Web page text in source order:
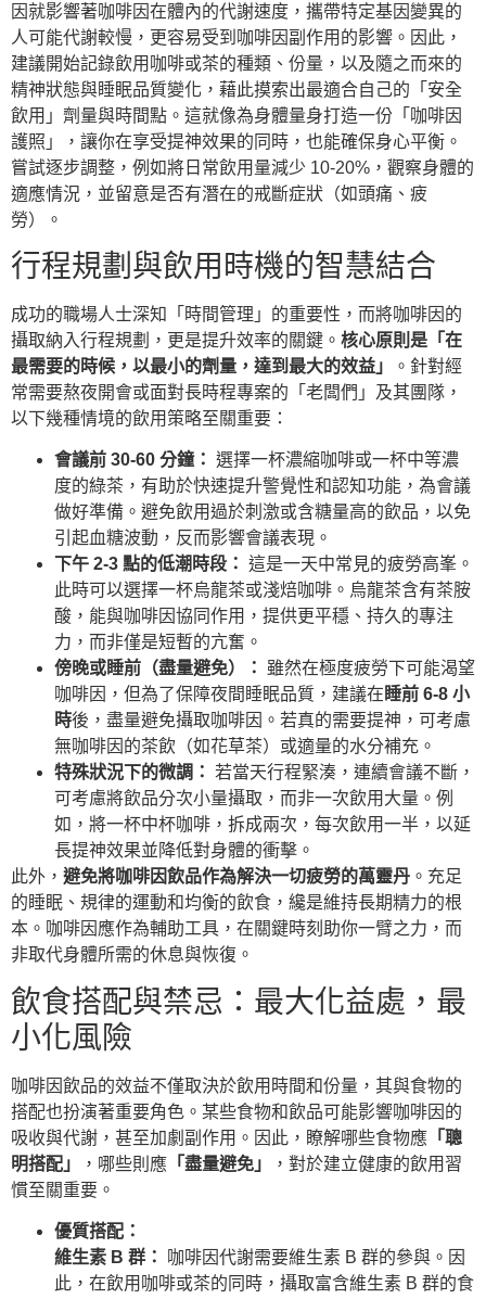
因就影響著咖啡因在體內的代謝速度，攜帶特定基因變異的
人可能代謝較慢，更容易受到咖啡因副作用的影響。因此，
建議開始記錄飲用咖啡或茶的種類、份量，以及隨之而來的
精神狀態與睡眠品質變化，藉此摸索出最適合自己的「安全
飲用」劑量與時間點。這就像為身體量身打造一份「咖啡因
護照」，讓你在享受提神效果的同時，也能確保身心平衡。
嘗試逐步調整，例如將日常飲用量減少 10-20%，觀察身體的
適應情況，並留意是否有潛在的戒斷症狀（如頭痛、疲
勞）。
行程規劃與飲用時機的智慧結合
成功的職場人士深知「時間管理」的重要性，而將咖啡因的
攝取納入行程規劃，更是提升效率的關鍵。 核心原則是「在
最需要的時候，以最小的劑量，達到最大的效益」
。針對經
常需要熬夜開會或面對長時程專案的「老闆們」及其團隊，
以下幾種情境的飲用策略至關重要：
會議前 30-60 分鐘： 選擇一杯濃縮咖啡或一杯中等濃
度的綠茶，有助於快速提升警覺性和認知功能，為會議
做好準備。避免飲用過於刺激或含糖量高的飲品，以免
引起血糖波動，反而影響會議表現。
下午 2-3 點的低潮時段： 這是一天中常見的疲勞高峯。
此時可以選擇一杯烏龍茶或淺焙咖啡。烏龍茶含有茶胺
酸，能與咖啡因協同作用，提供更平穩、持久的專注
力，而非僅是短暫的亢奮。
傍晚或睡前（盡量避免）：
雖然在極度疲勞下可能渴望
咖啡因，但為了保障夜間睡眠品質，建議在睡前 6-8 小
時後，盡量避免攝取咖啡因。若真的需要提神，可考慮
無咖啡因的茶飲（如花草茶）或適量的水分補充。
特殊狀況下的微調： 若當天行程緊湊，連續會議不斷，
可考慮將飲品分次小量攝取，而非一次飲用大量。例
如，將一杯中杯咖啡，拆成兩次，每次飲用一半，以延
長提神效果並降低對身體的衝擊。
此外， 避免將咖啡因飲品作為解決一切疲勞的萬靈丹 。充足
的睡眠、規律的運動和均衡的飲食，纔是維持長期精力的根
本。咖啡因應作為輔助工具，在關鍵時刻助你一臂之力，而
非取代身體所需的休息與恢復。
飲食搭配與禁忌：最大化益處，最
小化風險
咖啡因飲品的效益不僅取決於飲用時間和份量，其與食物的
搭配也扮演著重要角色。某些食物和飲品可能影響咖啡因的
吸收與代謝，甚至加劇副作用。因此，瞭解哪些食物應 「聰
明搭配」
，哪些則應 「盡量避免」
，對於建立健康的飲用習
慣至關重要。
優質搭配：
維生素 B 群：
咖啡因代謝需要維生素 B 群的參與。因
此，在飲用咖啡或茶的同時，攝取富含維生素 B 群的食